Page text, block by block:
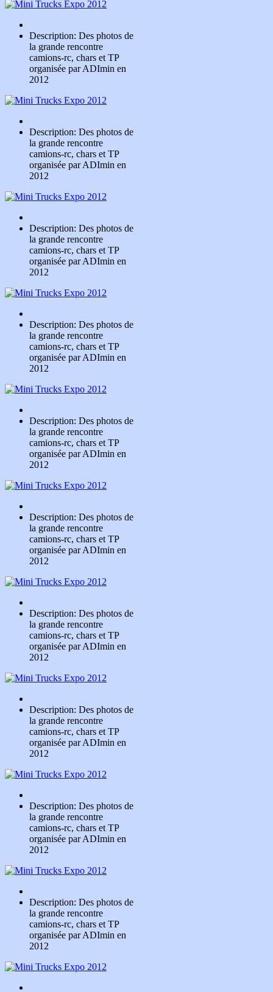
Description: Des photos de
la grande rencontre
camions-rc, chars et TP
organisée par ADImin en
2012
Description: Des photos de
la grande rencontre
camions-rc, chars et TP
organisée par ADImin en
2012
Description: Des photos de
la grande rencontre
camions-rc, chars et TP
organisée par ADImin en
2012
Description: Des photos de
la grande rencontre
camions-rc, chars et TP
organisée par ADImin en
2012
Description: Des photos de
la grande rencontre
camions-rc, chars et TP
organisée par ADImin en
2012
Description: Des photos de
la grande rencontre
camions-rc, chars et TP
organisée par ADImin en
2012
Description: Des photos de
la grande rencontre
camions-rc, chars et TP
organisée par ADImin en
2012
Description: Des photos de
la grande rencontre
camions-rc, chars et TP
organisée par ADImin en
2012
Description: Des photos de
la grande rencontre
camions-rc, chars et TP
organisée par ADImin en
2012
Description: Des photos de
la grande rencontre
camions-rc, chars et TP
organisée par ADImin en
2012